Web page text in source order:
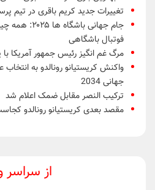
تغییرات جدید کریم باقری در تیم
جام جهانی
فوتبال باشگاهی
مرگ غم انگیز رئیس جمهور آمریکا
واکنش کریستیانو رونالدو به
جهانی 2034
ترکیب النصر مقابل ضمک اعلام شد
مقصد بعدی کریستیانو رونالدو
از